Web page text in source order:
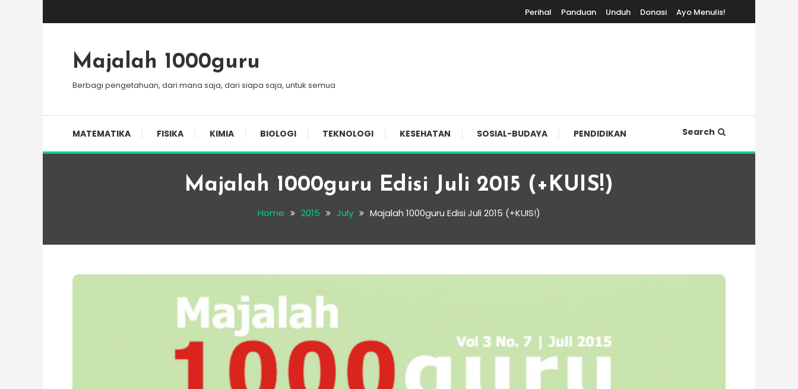
To
Perihal Panduan Unduh Donasi Ayo Menulis!
Majalah 1000guru
Berbagi pengetahuan, dari mana saja, dari siapa saja, untuk semua
MATEMATIKA FISIKA KIMIA BIOLOGI TEKNOLOGI KESEHATAN SOSIAL-BUDAYA PENDIDIKAN Search
Majalah 1000guru Edisi Juli 2015 (+KUIS!)
Home 2015 July Majalah 1000guru Edisi Juli 2015 (+KUIS!)